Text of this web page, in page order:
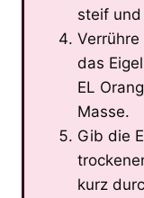
steif
das
EL
Masse.
Gib die
kurz